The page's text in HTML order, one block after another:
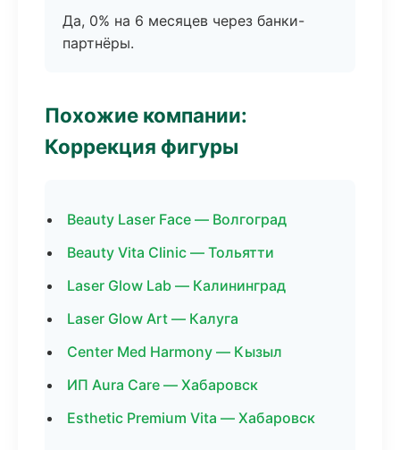
Да, 0% на 6 месяцев через банки-
партнёры.
Похожие компании:
Коррекция фигуры
Beauty Laser Face — Волгоград
Beauty Vita Clinic — Тольятти
Laser Glow Lab — Калининград
Laser Glow Art — Калуга
Center Med Harmony — Кызыл
ИП Aura Care — Хабаровск
Esthetic Premium Vita — Хабаровск